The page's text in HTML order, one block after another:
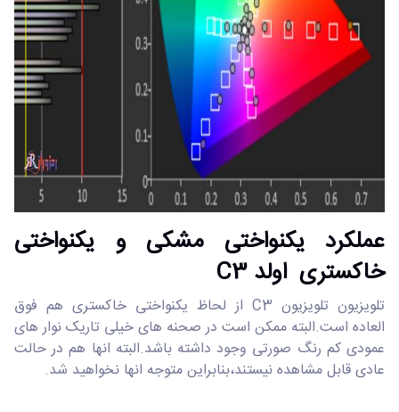
عملکرد یکنواختی مشکی و یکنواختی
خاکستری اولد C3
تلویزیون تلویزیون C3 از لحاظ یکنواختی خاکستری هم فوق
العاده است.البته ممکن است در صحنه های خیلی تاریک نوار های
عمودی کم رنگ صورتی وجود داشته باشد.البته انها هم در حالت
عادی قابل مشاهده نیستند،بنابراین متوجه انها نخواهید شد.